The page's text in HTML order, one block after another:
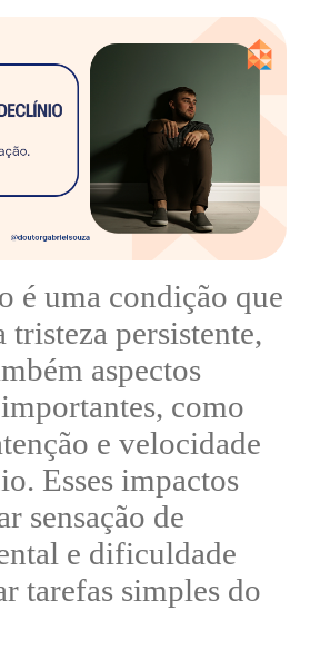
é uma condição que
tristeza persistente,
aspectos
como
e velocidade
Esses impactos
sensação de
e dificuldade
tarefas simples do